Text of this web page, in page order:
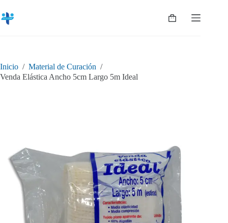
al
contenido
Shopping
Inicio / Material de Curación /
Venda Elástica Ancho 5cm Largo 5m Ideal